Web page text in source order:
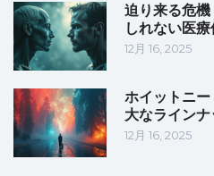
迫り来る危
しれない医
12月 16, 2025
ホイットニ
大なライン
12月 16, 2025